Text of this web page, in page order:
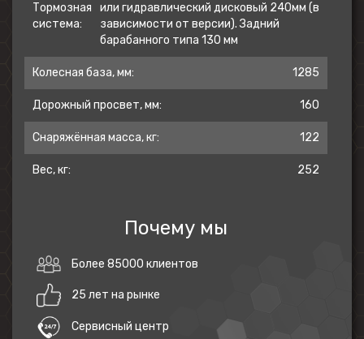
Тормозная
система:
или гидравлический дисковый 240мм (в
зависимости от версии). Задний
барабанного типа 130 мм
Колесная база, мм: 1285
Дорожный просвет, мм: 160
Снаряжённая масса, кг: 122
Вес, кг: 252
Почему мы
Более 85000 клиентов
25 лет на рынке
Сервисный центр